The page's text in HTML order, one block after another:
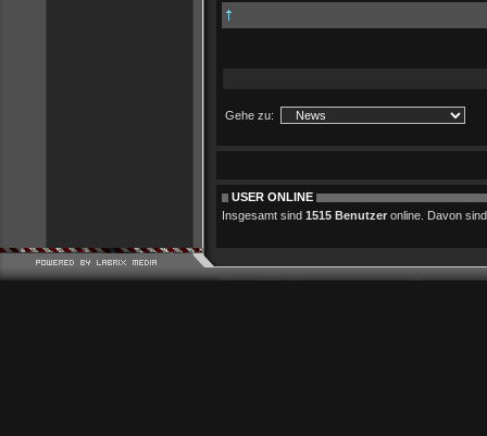
Gehe zu:
USER ONLINE
Insgesamt sind 1515 Benutzer online. Davon